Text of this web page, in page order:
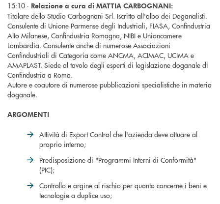
15:10 - Relazione a cura di MATTIA CARBOGNANI:
Titolare dello Studio Carbognani Srl. Iscritto all'albo dei Doganalisti.
Consulente di Unione Parmense degli Industriali, FIASA, Confindustria
Alto Milanese, Confindustria Romagna, NIBI e Unioncamere
Lombardia. Consulente anche di numerose Associazioni
Confindustriali di Categoria come ANCMA, ACIMAC, UCIMA e
AMAPLAST. Siede al tavolo degli esperti di legislazione doganale di
Confindustria a Roma.
Autore e coautore di numerose pubblicazioni specialistiche in materia
doganale.
ARGOMENTI
Attività di Export Control che l'azienda deve attuare al
proprio interno;
Predisposizione di "Programmi Interni di Conformità"
(PIC);
Controllo e argine al rischio per quanto concerne i beni e
tecnologie a duplice uso;